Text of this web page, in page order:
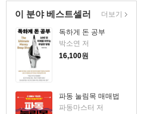
이 분야 베스트셀러
독하게 돈 공부
박소연 저
16,100원
파동 눌림목 매매법
파동마스터 저
더보기